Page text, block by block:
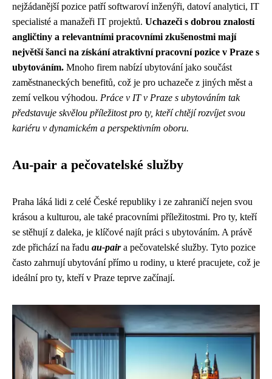
nejžádanější pozice patří softwaroví inženýři, datoví analytici, IT
specialisté a manažeři IT projektů. Uchazeči s dobrou znalostí
angličtiny a relevantními pracovními zkušenostmi mají
největší šanci na získání atraktivní pracovní pozice v Praze s
ubytováním. Mnoho firem nabízí ubytování jako součást
zaměstnaneckých benefitů, což je pro uchazeče z jiných měst a
zemí velkou výhodou. Práce v IT v Praze s ubytováním tak
představuje skvělou příležitost pro ty, kteří chtějí rozvíjet svou
kariéru v dynamickém a perspektivním oboru.
Au-pair a pečovatelské služby
Praha láká lidi z celé České republiky i ze zahraničí nejen svou
krásou a kulturou, ale také pracovními příležitostmi. Pro ty, kteří
se stěhují z daleka, je klíčové najít práci s ubytováním. A právě
zde přichází na řadu au-paira pečovatelské služby. Tyto pozice
často zahrnují ubytování přímo u rodiny, u které pracujete, což je
ideální pro ty, kteří v Praze teprve začínají.